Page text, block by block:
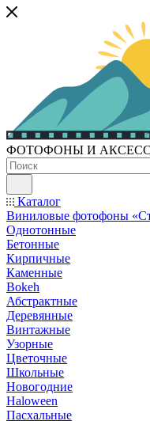
ФОТОФОНЫ И
Каталог
Виниловые фотофоны
Однотонные
Бетонные
Кирпичные
Каменные
Bokeh
Абстрактные
Деревянные
Винтажные
Узорные
Цветочные
Школьные
Новогодние
Haloween
Пасхальные